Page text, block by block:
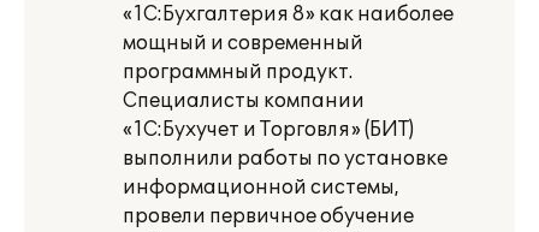
«1С:Бухгалтерия 8» как наиболее
мощный и современный
программный продукт.
Специалисты компании
«1С:Бухучет и Торговля» (БИТ)
выполнили работы по установке
информационной системы,
провели первичное обучение